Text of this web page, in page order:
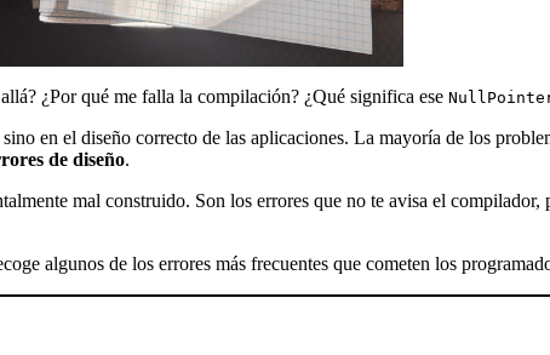
¿Por qué me falla la compilación? ¿Qué significa ese
en el diseño correcto de las aplicaciones. La mayoría de los
de diseño.
mal construido. Son los errores que no te avisa el compilador,
algunos de los errores más frecuentes que cometen los